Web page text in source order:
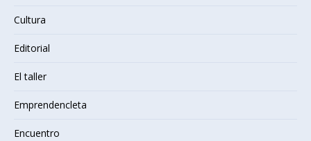
Cultura
Editorial
El taller
Emprendencleta
Encuentro